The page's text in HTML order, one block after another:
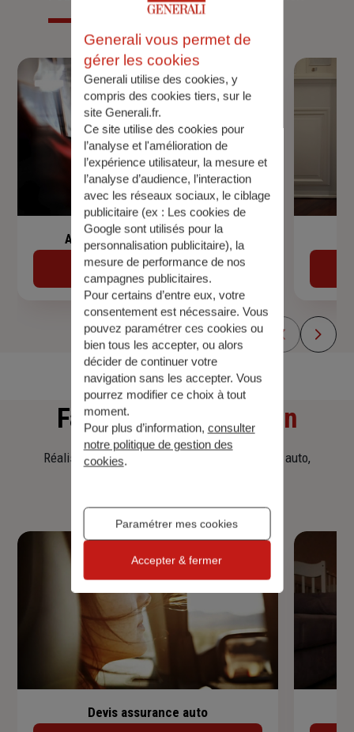
Assurance de prêt immobilier
Découvrir
Faitesune simulation
Réalisez une simulation tarifaire d'assurance, auto,
Devis assurance auto
Generali vous permet de
gérer les cookies
Generali utilise des cookies, y
compris des cookies tiers, sur le
site Generali.fr.
Ce site utilise des cookies pour
l’analyse et l'amélioration de
l’expérience utilisateur, la mesure et
l’analyse d’audience, l’interaction
avec les réseaux sociaux, le ciblage
publicitaire (ex : Les cookies de
Google sont utilisés pour la
personnalisation publicitaire), la
mesure de performance de nos
campagnes publicitaires.
Pour certains d’entre eux, votre
consentement est nécessaire. Vous
pouvez paramétrer ces cookies ou
bien tous les accepter, ou alors
décider de continuer votre
navigation sans les accepter. Vous
pourrez modifier ce choix à tout
moment.
Pour plus d’information, consulter
notre politique de gestion des
cookies.
Paramétrer mes cookies
Accepter & fermer